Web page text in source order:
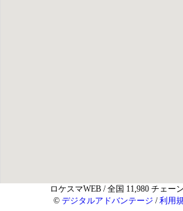
ロケスマWEB / 全国 11,980 チェー
© デジタルアドバンテージ /利用